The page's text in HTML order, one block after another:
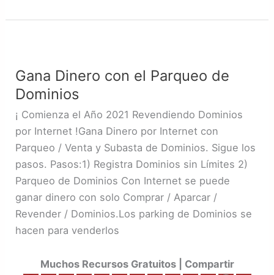
Gana Dinero con el Parqueo de
Dominios
¡ Comienza el Año 2021 Revendiendo Dominios
por Internet !Gana Dinero por Internet con
Parqueo / Venta y Subasta de Dominios. Sigue los
pasos. Pasos:1) Registra Dominios sin Límites 2)
Parqueo de Dominios Con Internet se puede
ganar dinero con solo Comprar / Aparcar /
Revender / Dominios.Los parking de Dominios se
hacen para venderlos
Muchos Recursos Gratuitos | Compartir
con
el
Parqueo
Dominios